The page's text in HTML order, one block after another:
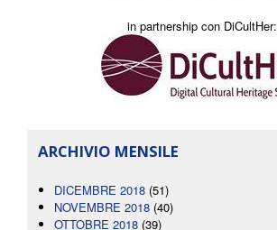
in partnership con DiCultHer:
ARCHIVIO MENSILE
DICEMBRE 2018 (51)
NOVEMBRE 2018 (40)
OTTOBRE 2018 (39)